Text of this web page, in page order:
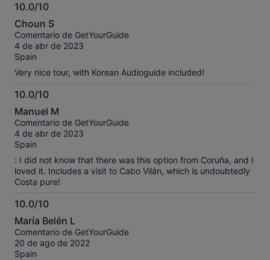
10.0/10
10.0
sobre
10
Choun S
Comentario de GetYourGuide
4 de abr de 2023
Spain
Very nice tour, with Korean Audioguide included!
10.0/10
10.0
sobre
10
Manuel M
Comentario de GetYourGuide
4 de abr de 2023
Spain
: I did not know that there was this option from Coruña, and I
loved it. Includes a visit to Cabo Vilán, which is undoubtedly
Costa pure!
10.0/10
10.0
sobre
10
María Belén L
Comentario de GetYourGuide
20 de ago de 2022
Spain